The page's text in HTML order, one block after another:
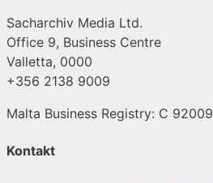
Sacharchiv Media Ltd.
Office 9, Business Centre
Valletta, 0000
+356 2138 9009
Malta Business Registry: C 92009
Kontakt